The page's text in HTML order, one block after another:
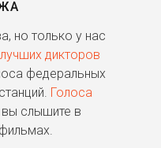
но только у нас
дикторов
федеральных
Голоса
слышите в